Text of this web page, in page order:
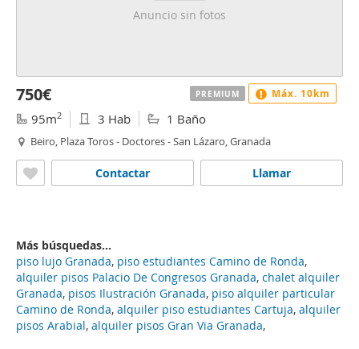
Anuncio sin fotos
750€
95m2 3 Hab 1 Baño
Beiro, Plaza Toros - Doctores - San Lázaro, Granada
Llamar
Contactar
PREMIUM Máx. 10km
Más búsquedas...
piso lujo Granada, piso estudiantes Camino de Ronda,
alquiler pisos Palacio De Congresos Granada, chalet alquiler
Granada, pisos Ilustración Granada, piso alquiler particular
Camino de Ronda, alquiler piso estudiantes Cartuja, alquiler
pisos Arabial, alquiler pisos Gran Via Granada,